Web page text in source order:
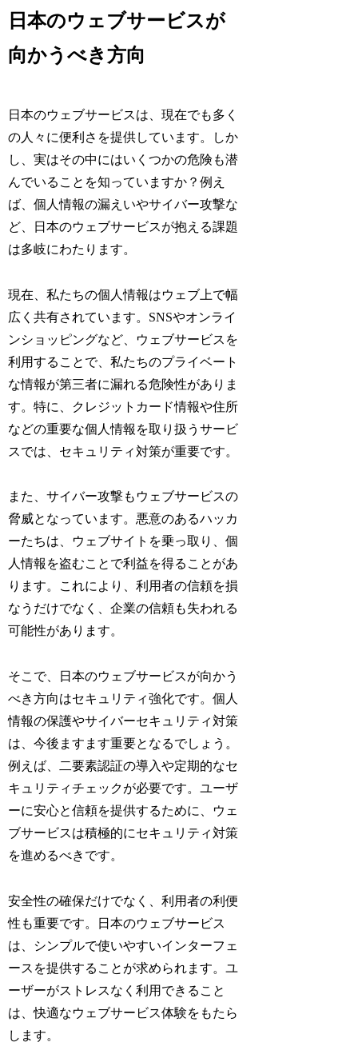
日本のウェブサービスが
向かうべき方向
日本のウェブサービスは、現在でも多く
の人々に便利さを提供しています。しか
し、実はその中にはいくつかの危険も潜
んでいることを知っていますか？例え
ば、個人情報の漏えいやサイバー攻撃な
ど、日本のウェブサービスが抱える課題
は多岐にわたります。
現在、私たちの個人情報はウェブ上で幅
広く共有されています。SNSやオンライ
ンショッピングなど、ウェブサービスを
利用することで、私たちのプライベート
な情報が第三者に漏れる危険性がありま
す。特に、クレジットカード情報や住所
などの重要な個人情報を取り扱うサービ
スでは、セキュリティ対策が重要です。
また、サイバー攻撃もウェブサービスの
脅威となっています。悪意のあるハッカ
ーたちは、ウェブサイトを乗っ取り、個
人情報を盗むことで利益を得ることがあ
ります。これにより、利用者の信頼を損
なうだけでなく、企業の信頼も失われる
可能性があります。
そこで、日本のウェブサービスが向かう
べき方向はセキュリティ強化です。個人
情報の保護やサイバーセキュリティ対策
は、今後ますます重要となるでしょう。
例えば、二要素認証の導入や定期的なセ
キュリティチェックが必要です。ユーザ
ーに安心と信頼を提供するために、ウェ
ブサービスは積極的にセキュリティ対策
を進めるべきです。
安全性の確保だけでなく、利用者の利便
性も重要です。日本のウェブサービス
は、シンプルで使いやすいインターフェ
ースを提供することが求められます。ユ
ーザーがストレスなく利用できること
は、快適なウェブサービス体験をもたら
します。